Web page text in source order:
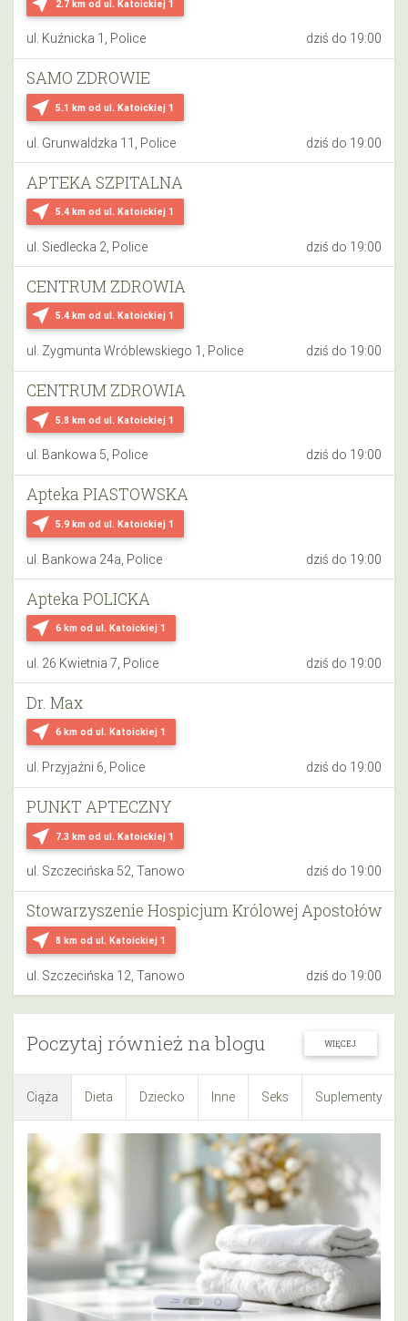
2.7 km od ul. Katoickiej 1
ul. Kuźnicka 1, Police dziś do 19:00
near_me 5.1 km od ul. Katoickiej 1
SAMO ZDROWIE
ul. Grunwaldzka 11, Police dziś do 19:00
near_me 5.4 km od ul. Katoickiej 1
APTEKA SZPITALNA
ul. Siedlecka 2, Police dziś do 19:00
near_me 5.4 km od ul. Katoickiej 1
CENTRUM ZDROWIA
ul. Zygmunta Wróblewskiego 1, Police dziś do 19:00
near_me 5.8 km od ul. Katoickiej 1
CENTRUM ZDROWIA
ul. Bankowa 5, Police dziś do 19:00
near_me 5.9 km od ul. Katoickiej 1
Apteka PIASTOWSKA
ul. Bankowa 24a, Police dziś do 19:00
near_me 6 km od ul. Katoickiej 1
Apteka POLICKA
ul. 26 Kwietnia 7, Police dziś do 19:00
near_me 6 km od ul. Katoickiej 1
Dr. Max
ul. Przyjaźni 6, Police dziś do 19:00
near_me 7.3 km od ul. Katoickiej 1
PUNKT APTECZNY
ul. Szczecińska 52, Tanowo dziś do 19:00
near_me 8 km od ul. Katoickiej 1
Stowarzyszenie Hospicjum Królowej Apostołów
ul. Szczecińska 12, Tanowo dziś do 19:00
Poczytaj również na blogu WIĘCEJ
Ciąża Dieta Dziecko Inne Seks Suplementy